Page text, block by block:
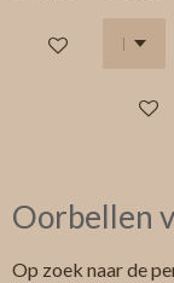
In winkelwagen
In
Oorbellen
Op zoek naar de